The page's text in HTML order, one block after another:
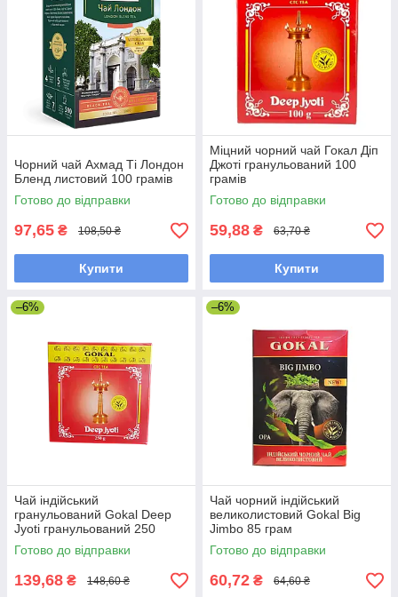
Чорний чай Ахмад Ті Лондон
Бленд листовий 100 грамів
Готово до відправки
97,65 ₴ 108,50 ₴
Купити
Міцний чорний чай Гокал Діп
Джоті гранульований 100
грамів
Готово до відправки
59,88 ₴ 63,70 ₴
Купити
–6%
Чай індійський
гранульований Gokal Deep
Jyoti гранульований 250
грамів
Готово до відправки
139,68 ₴ 148,60 ₴
–6%
Чай чорний індійський
великолистовий Gokal Big
Jimbo 85 грам
Готово до відправки
60,72 ₴ 64,60 ₴